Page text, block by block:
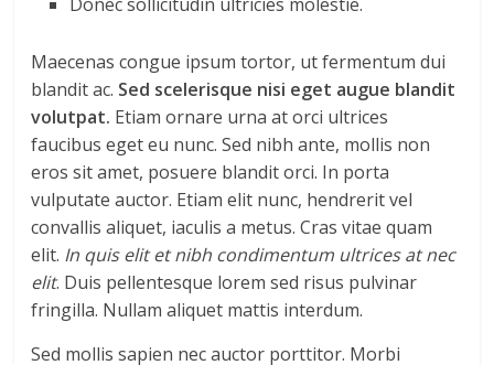
Maecenas congue ipsum tortor, ut fermentum dui
blandit ac. Sed scelerisque nisi eget augue blandit
volutpat. Etiam ornare urna at orci ultrices
faucibus eget eu nunc. Sed nibh ante, mollis non
eros sit amet, posuere blandit orci. In porta
vulputate auctor. Etiam elit nunc, hendrerit vel
convallis aliquet, iaculis a metus. Cras vitae quam
elit. In quis elit et nibh condimentum ultrices at nec
elit. Duis pellentesque lorem sed risus pulvinar
fringilla. Nullam aliquet mattis interdum.
Sed mollis sapien nec auctor porttitor. Morbi